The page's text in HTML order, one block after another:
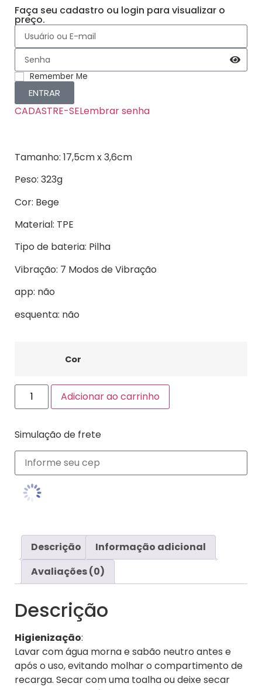
Faça seu cadastro ou login para visualizar o
preço.
Remember Me
ENTRAR
CADASTRE-SELembrar senha
Tamanho: 17,5cm x 3,6cm
Peso: 323g
Cor: Bege
Material: TPE
Tipo de bateria: Pilha
Vibração: 7 Modos de Vibração
app: não
esquenta: não
Cor
Adicionar ao carrinho
Simulação de frete
Descrição
Informação adicional
Avaliações (0)
Descrição
Higienização:
Lavar com água morna e sabão neutro antes e
após o uso, evitando molhar o compartimento de
recarga. Secar com uma toalha ou deixe secar